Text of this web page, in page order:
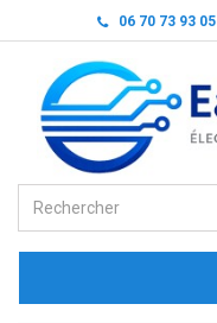
06 70 73 93 05